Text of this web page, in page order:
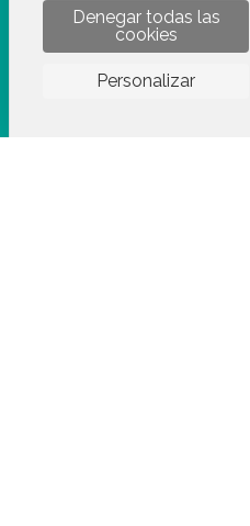
Suministro de oficina
Accesorio diario
Denegar todas las
cookies
Personalizar